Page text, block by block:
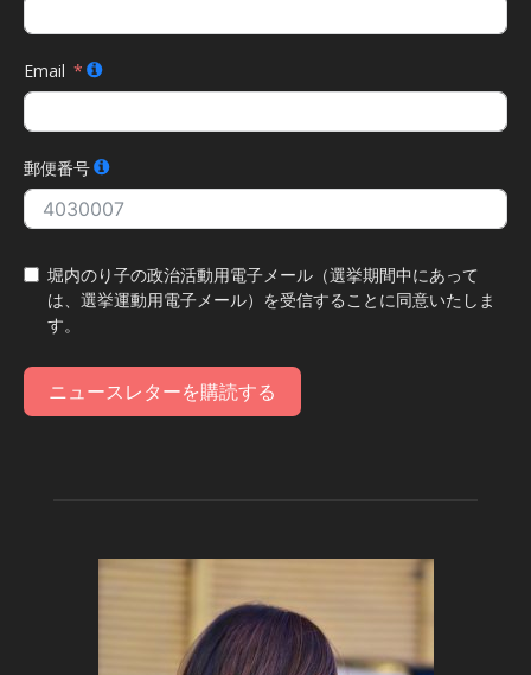
Email
郵便番号
堀内のり子の政治活動用電子メール（選挙期間中にあって
は、選挙運動用電子メール）を受信することに同意いたしま
す。
ニュースレターを購読する